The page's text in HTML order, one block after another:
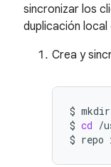
sincronizar los
duplicación local
Crea y
$ mkdir
$ cd /
$ repo